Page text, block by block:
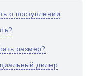
о поступлении
размер?
дилер